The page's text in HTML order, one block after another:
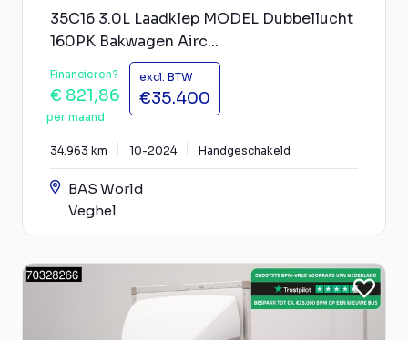
35C16 3.0L Laadklep MODEL Dubbellucht
160PK Bakwagen Airc...
Financieren?
€ 821,86
per maand
excl. BTW
€35.400
34.963 km 10-2024 Handgeschakeld
BAS World
Veghel